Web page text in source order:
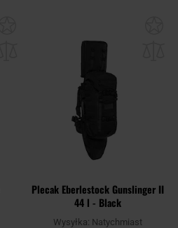
Plecak Eberlestock Gunslinger II
44 l - Black
Wysyłka: Natychmiast